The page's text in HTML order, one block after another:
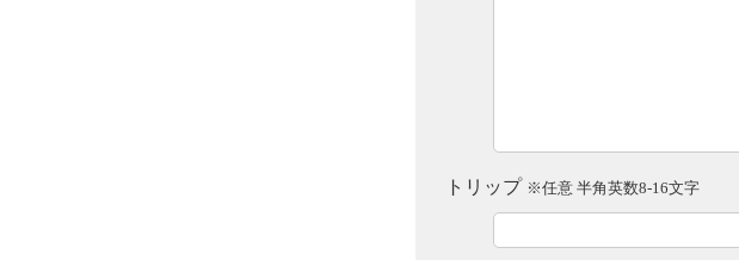
トリップ ※任意 半角英数8-16文字